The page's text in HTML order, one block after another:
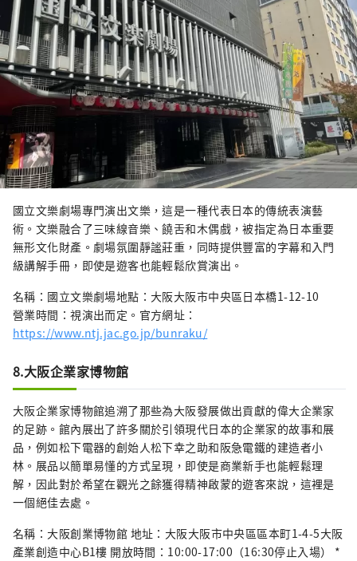
國立文樂劇場專門演出文樂，這是一種代表日本的傳統表演藝
術。文樂融合了三味線音樂、饒舌和木偶戲，被指定為日本重要
無形文化財產。劇場氛圍靜謐莊重，同時提供豐富的字幕和入門
級講解手冊，即使是遊客也能輕鬆欣賞演出。
名稱：國立文樂劇場地點：大阪大阪市中央區日本橋1-12-10
營業時間：視演出而定。官方網址：
https://www.ntj.jac.go.jp/bunraku/
8.大阪企業家博物館
大阪企業家博物館追溯了那些為大阪發展做出貢獻的偉大企業家
的足跡。館內展出了許多關於引領現代日本的企業家的故事和展
品，例如松下電器的創始人松下幸之助和阪急電鐵的建造者小
林。展品以簡單易懂的方式呈現，即使是商業新手也能輕鬆理
解，因此對於希望在觀光之餘獲得精神啟蒙的遊客來說，這裡是
一個絕佳去處。
名稱：大阪創業博物館 地址：大阪大阪市中央區區本町1-4-5大阪
產業創造中心B1樓 開放時間：10:00-17:00（16:30停止入場） *